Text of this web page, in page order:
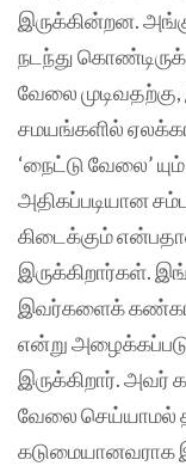
இருக்கின்றன.
நடந்து
வேலை முடிவதற்கு,
சமயங்களில்
‘நைட்டு வேலை’
அதிகப்படியான
கிடைக்கும்
இருக்கிறார்கள்.
இவர்களைக்
என்று
இருக்கிறார். அவர்
வேலை செய்யாமல்
கடுமையானவராக